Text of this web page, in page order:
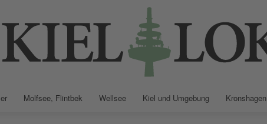
Molfsee, Flintbek Wellsee Kiel und Umgebung Kronshagen